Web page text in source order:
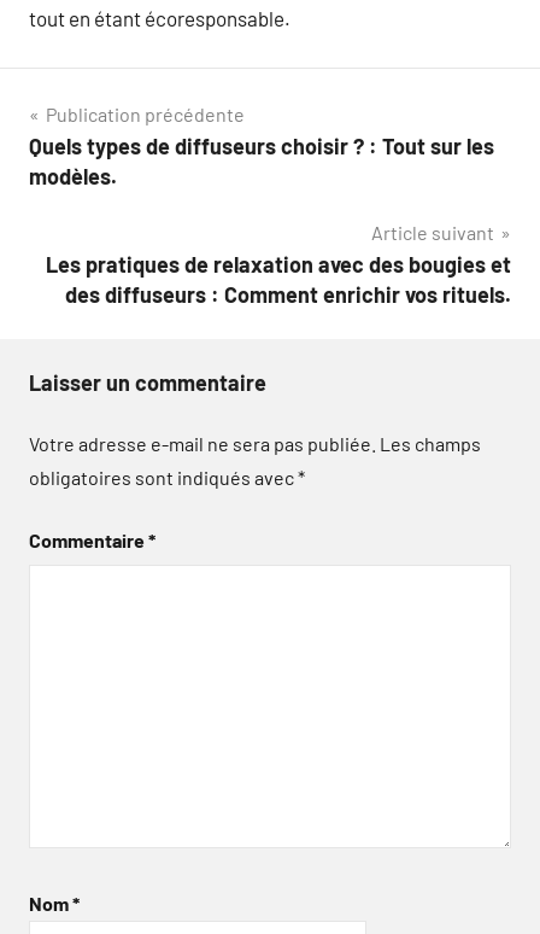
tout en étant écoresponsable.
Navigation
de
Publication précédente
Quels types de diffuseurs choisir ? : Tout sur les
modèles.
Article suivant
Les pratiques de relaxation avec des bougies et
des diffuseurs : Comment enrichir vos rituels.
Laisser un commentaire
Votre adresse e-mail ne sera pas publiée. Les champs
obligatoires sont indiqués avec*
Commentaire*
Nom*